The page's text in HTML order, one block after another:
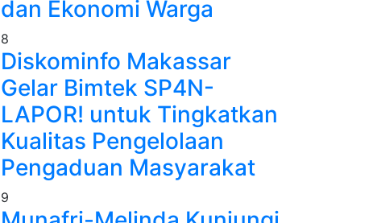
dan Ekonomi Warga
8
Diskominfo Makassar
Gelar Bimtek SP4N-
LAPOR! untuk Tingkatkan
Kualitas Pengelolaan
Pengaduan Masyarakat
9